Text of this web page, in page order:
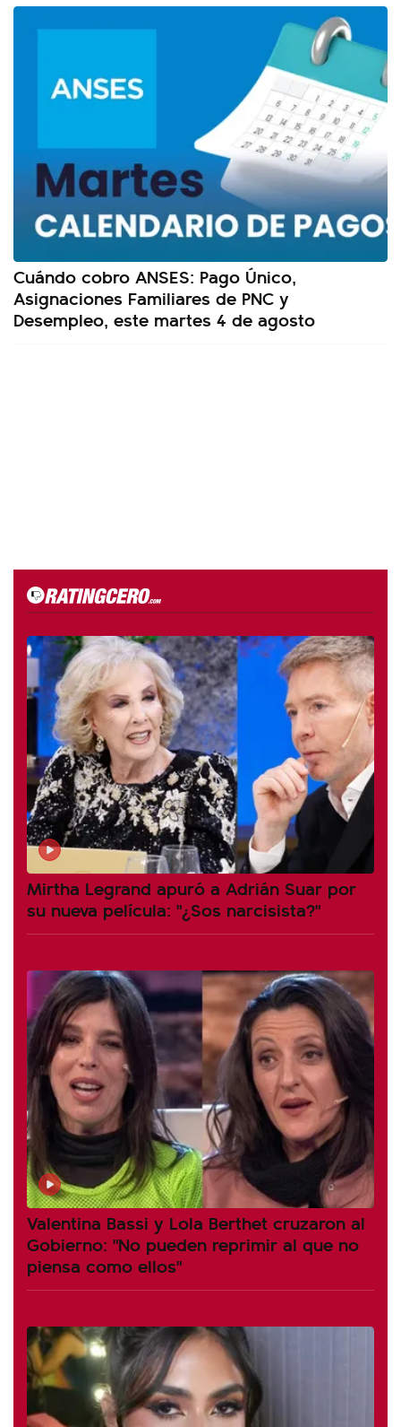
Cuándo cobro ANSES: Pago Único,
Asignaciones Familiares de PNC y
Desempleo, este martes 4 de agosto
Mirtha Legrand apuró a Adrián Suar por
su nueva película: "¿Sos narcisista?"
Valentina Bassi y Lola Berthet cruzaron al
Gobierno: "No pueden reprimir al que no
piensa como ellos"